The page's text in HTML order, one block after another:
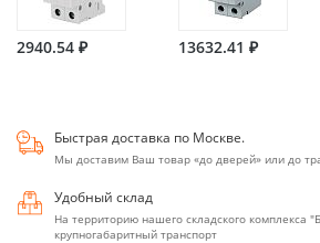
2940.54 ₽ 13632.41 ₽
Быстрая доставка по Москве.
Мы доставим Ваш товар «до дверей» или до
Удобный склад
На территорию нашего складского комплекса
крупногабаритный транспорт